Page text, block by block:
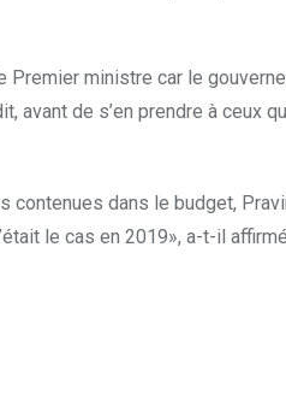
Premier ministre car le
avant de s’en prendre à
dans le budget,
le cas en 2019», a-t-il